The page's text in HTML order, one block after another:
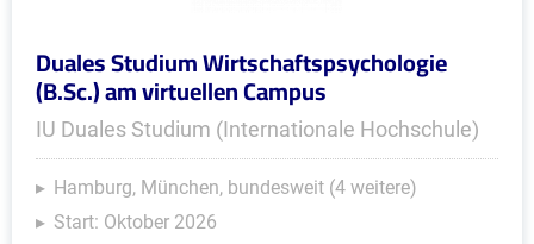
Duales Studium Wirtschaftspsychologie
(B.Sc.) am virtuellen Campus
IU Duales Studium (Internationale Hochschule)
Hamburg, München, bundesweit (4 weitere)
Start: Oktober 2026